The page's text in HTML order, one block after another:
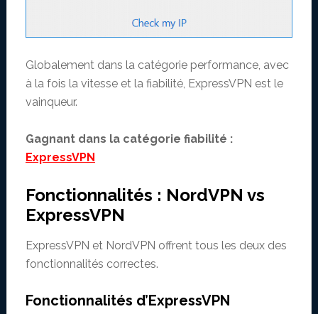
Globalement dans la catégorie performance, avec
à la fois la vitesse et la fiabilité, ExpressVPN est le
vainqueur.
Gagnant dans la catégorie fiabilité :
ExpressVPN
Fonctionnalités : NordVPN vs
ExpressVPN
ExpressVPN et NordVPN offrent tous les deux des
fonctionnalités correctes.
Fonctionnalités d’ExpressVPN